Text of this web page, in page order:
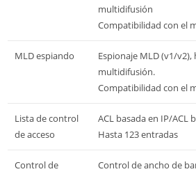
multidifusión
Compatibilidad con el
MLD espiando
Espionaje MLD (v1/
multidifusión.
Compatibilidad con el
Lista de control
de acceso
ACL basada en IP/ACL
Hasta 123 entradas
Control de
Control de ancho de